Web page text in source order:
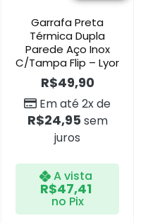
Garrafa Preta
Térmica Dupla
Parede Aço Inox
C/Tampa Flip – Lyor
R$49,90
Em até 2x de
R$24,95 sem
juros
A vista
R$47,41
no Pix